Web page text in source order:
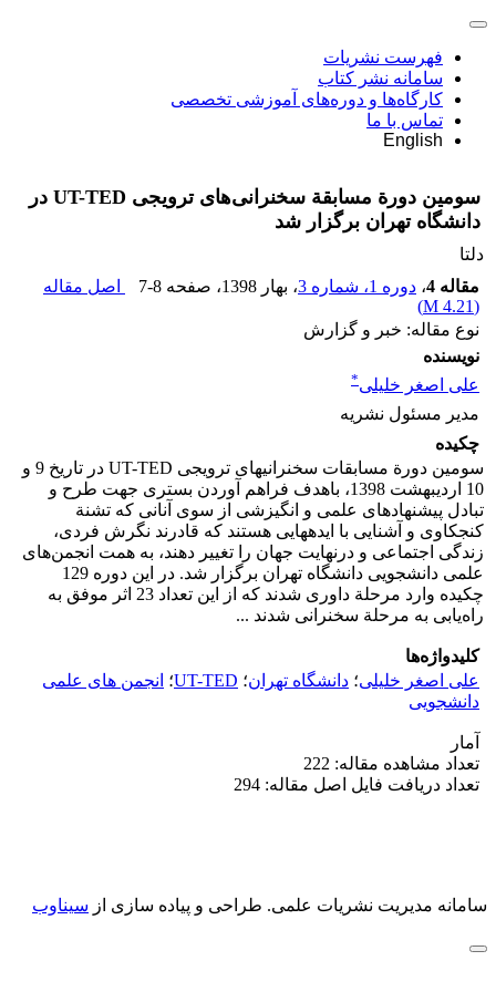
فهرست نشریات
سامانه نشر کتاب
کارگاه‌ها و دوره‌های آموزشی تخصصی
تماس با ما
English
سومین دورة مسابقة سخنرانی‌های ترویجی UT-TED در
دانشگاه تهران برگزار شد
دلتا
مقاله 4
، دوره 1، شماره 3 ، بهار 1398 ، صفحه 7-8
اصل مقاله
(
4.21 M
)
نوع مقاله: خبر و گزارش
نویسنده
علی اصغر خلیلی*
مدیر مسئول نشریه
چکیده
سومین دورة مسابقات سخنرانی­های ترویجی UT-TED در تاریخ 9 و
10 اردیبهشت 1398، باهدف فراهم آوردن بستری جهت طرح و
تبادل پیشنهادهای علمی و انگیزشی از سوی آنانی که تشنة
کنجکاوی و آشنایی با ایده­هایی هستند که قادرند نگرش فردی،
زندگی اجتماعی و درنهایت جهان را تغییر دهند، به همت انجمن‌های
علمی دانشجویی دانشگاه تهران برگزار ­شد. در این دوره 129
چکیده وارد مرحلة داوری شدند که از این تعداد 23 اثر موفق به
راه‌یابی به مرحلة سخنرانی شدند ...
کلیدواژه‌ها
علی اصغر خلیلی؛ دانشگاه تهران؛ UT-TED؛ انجمن های علمی
دانشجویی
آمار
تعداد مشاهده مقاله: 222
تعداد دریافت فایل اصل مقاله: 294
سامانه مدیریت نشریات علمی. طراحی و پیاده سازی از سیناوب